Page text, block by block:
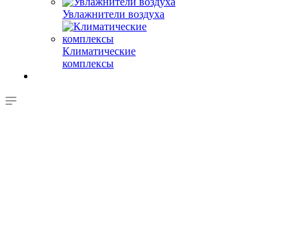
Увлажнители воздуха
Климатические
комплексы